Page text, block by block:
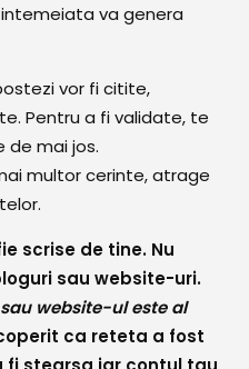
va genera
vor fi citite,
Pentru a fi validate, te
de mai jos.
multor cerinte, atrage
scrise de tine. Nu
sau website-uri.
website-ul este al
ca reteta a fost